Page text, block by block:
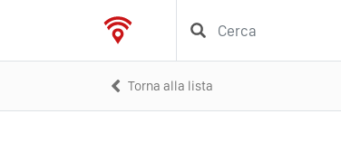
Torna alla lista